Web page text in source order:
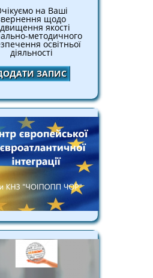
на Ваші
щодо
якості
методичного
освітньої
діяльності
ЗАПИС